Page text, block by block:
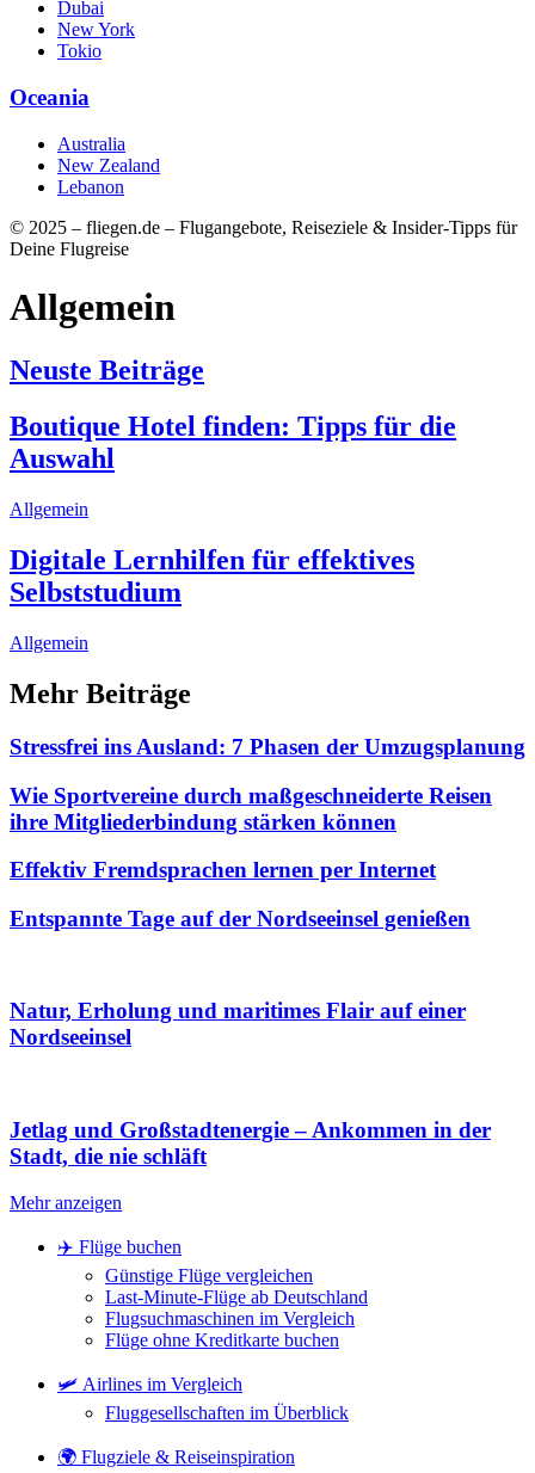
Dubai
New York
Tokio
Oceania
Australia
New Zealand
Lebanon
© 2025 – fliegen.de – Flugangebote, Reiseziele & Insider-Tipps für
Deine Flugreise
Allgemein
Neuste Beiträge
Boutique Hotel finden: Tipps für die
Auswahl
Allgemein
Digitale Lernhilfen für effektives
Selbststudium
Allgemein
Mehr Beiträge
Stressfrei ins Ausland: 7 Phasen der Umzugsplanung
Wie Sportvereine durch maßgeschneiderte Reisen
ihre Mitgliederbindung stärken können
Effektiv Fremdsprachen lernen per Internet
Entspannte Tage auf der Nordseeinsel genießen
Natur, Erholung und maritimes Flair auf einer
Nordseeinsel
Jetlag und Großstadtenergie – Ankommen in der
Stadt, die nie schläft
Mehr anzeigen
✈️ Flüge buchen
Günstige Flüge vergleichen
Last-Minute-Flüge ab Deutschland
Flugsuchmaschinen im Vergleich
Flüge ohne Kreditkarte buchen
🛩️ Airlines im Vergleich
Fluggesellschaften im Überblick
🌍 Flugziele & Reiseinspiration